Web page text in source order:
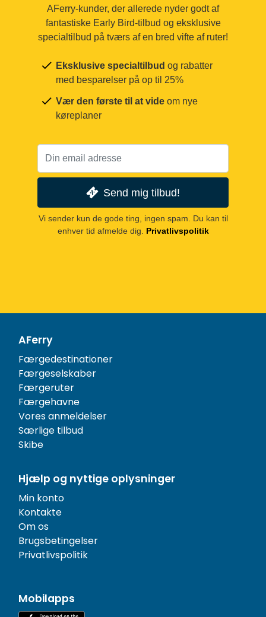
AFerry-kunder, der allerede nyder godt af
fantastiske Early Bird-tilbud og eksklusive
specialtilbud på tværs af en bred vifte af ruter!
Eksklusive specialtilbud og rabatter
med besparelser på op til 25%
Vær den første til at vide om nye
køreplaner
Send mig tilbud!
Vi sender kun de gode ting, ingen spam. Du kan til
enhver tid afmelde dig. Privatlivspolitik
AFerry
Færgedestinationer
Færgeselskaber
Færgeruter
Færgehavne
Vores anmeldelser
Særlige tilbud
Skibe
Hjælp og nyttige oplysninger
Min konto
Kontakte
Om os
Brugsbetingelser
Privatlivspolitik
Mobilapps